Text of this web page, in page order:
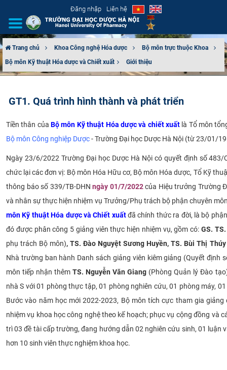
Đăng nhập Liên hệ
GIỚI THIỆU
ĐÀO TẠO
ĐẢM BẢO CHẤT LƯỢNG
KHOA HỌC CÔNG NGHỆ
HTQT
CỰU NGƯỜI HỌC
Trang chủ Khoa Công nghệ Hóa dược
Bộ môn trực thuộc Khoa
Bộ môn Kỹ thuật Hóa dược và Chiết xuất​
Giới thiệu
GT1. Quá trình hình thành và phát triển
Tiền thân củaBộ môn Kỹ thuật Hóa dược và chiết xuấtlà Tổ môn
Bộ môn Công nghiệp Dược- Trường Đại học Dược Hà Nội (từ 23/01/
Ngày 23/6/2022 Trường Đại học Dược Hà Nội có quyết định số
chức lại các đơn vị: Bộ môn Hóa Hữu cơ, Bộ môn Hóa dược, Tổ Kỹ
thông báo số 339/TB-DHNngày 01/7/2022của Hiệu trưởng Trường
và nhân sự thực hiện nhiệm vụ Trưởng/Phụ trách bộ phận chuyên
mônKỹ thuật Hóa dược và Chiết xuấtđã chính thức ra đời, là bộ
đó được phân công 5 giảng viên thực hiện nhiệm vụ, gồm có: GS.
phụ trách Bộ môn), TS. Đào Nguyệt Sương Huyền, TS. Bùi Thị
Nhà trường ban hành Danh sách giảng viên kiêm giảng (Quyết định
môn tiếp nhận thêmTS. Nguyễn Văn Giang (Phòng Quản lý Đào
nhà S với 01 phòng thực tập, 01 phòng nghiên cứu, 01 phòng máy,
Bước vào năm học mới 2022-2023, Bộ môn tích cực tham gia
nhiệm vụ khoa học công nghệ theo kế hoạch; phục vụ cộng đồng và
trì 03 đề tài cấp trường, đang hướng dẫn 02 nghiên cứu sinh, 01 luận
hơn 10 sinh viên thực nghiệm khoa học.